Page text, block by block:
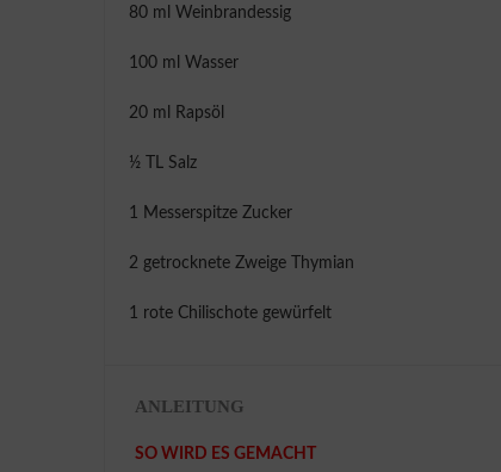
80 ml Weinbrandessig
100 ml Wasser
20 ml Rapsöl
½ TL Salz
1 Messerspitze Zucker
2 getrocknete Zweige Thymian
1 rote Chilischote gewürfelt
ANLEITUNG
SO WIRD ES GEMACHT